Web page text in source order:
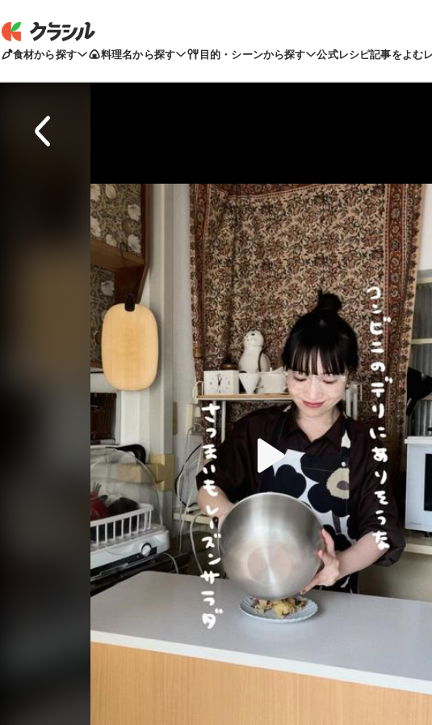
食材から探す 料理名から探す 目的・シーンから探す 公式レシピ記事をよむ